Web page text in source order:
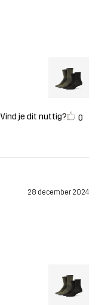
Vind je dit nuttig? 0
28 december 2024